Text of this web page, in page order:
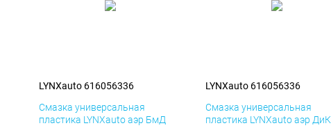
LYNXauto 616056336
Смазка универсальная
пластика LYNXauto аэр БмД
LYNXauto 616056336
Смазка универсальная
пластика LYNXauto аэр ДиК